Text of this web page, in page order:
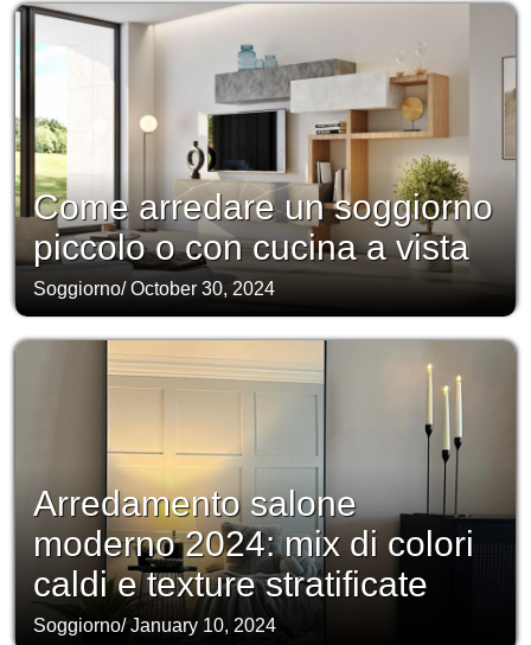
Come arredare un soggiorno
piccolo o con cucina a vista
Soggiorno/October 30, 2024
Arredamento salone
moderno 2024: mix di colori
caldi e texture stratificate
Soggiorno/January 10, 2024